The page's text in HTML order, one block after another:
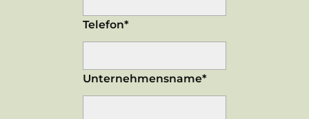
Telefon*
Unternehmensname*